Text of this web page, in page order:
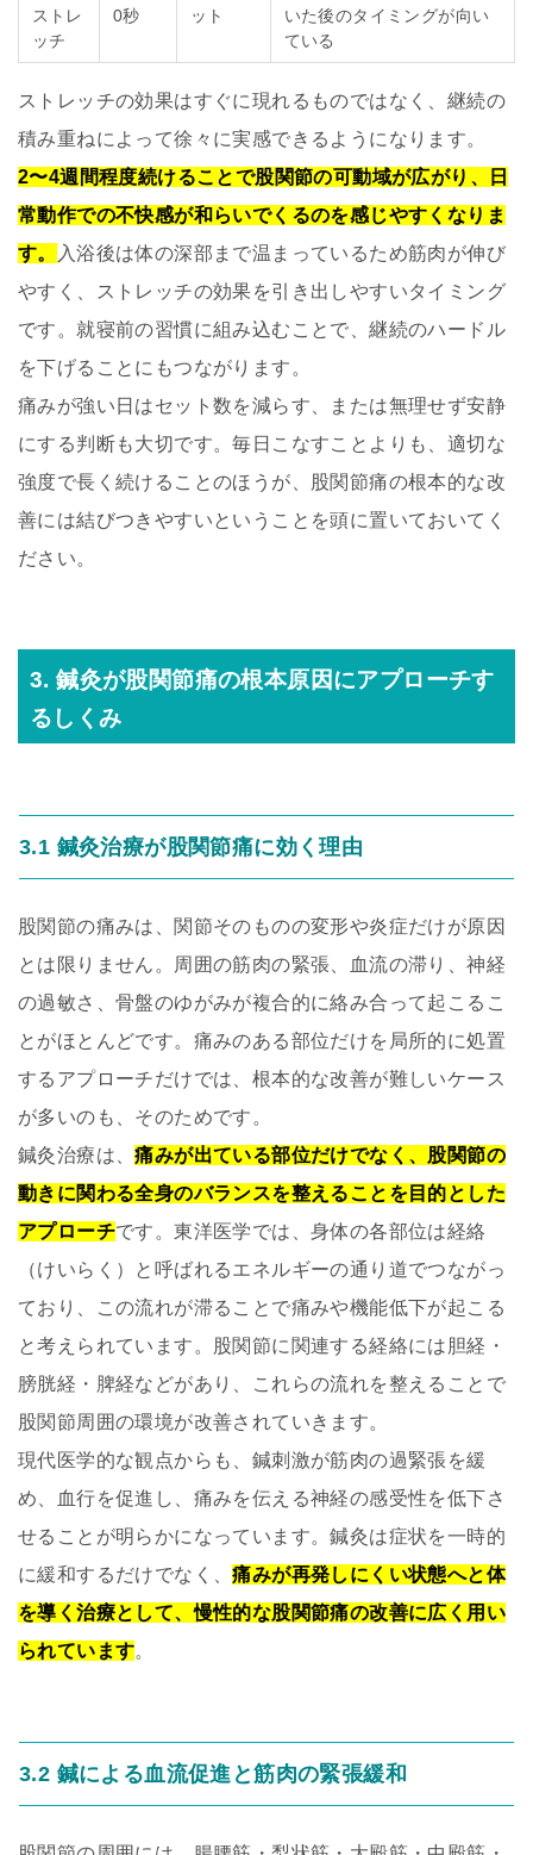
ストレ
ッチ
0秒 ット
いた後のタイミングが向い
ている
ストレッチの効果はすぐに現れるものではなく、継続の
積み重ねによって徐々に実感できるようになります。
2〜4週間程度続けることで股関節の可動域が広がり、日
常動作での不快感が和らいでくるのを感じやすくなりま
す。
入浴後は体の深部まで温まっているため筋肉が伸び
やすく、ストレッチの効果を引き出しやすいタイミング
です。就寝前の習慣に組み込むことで、継続のハードル
を下げることにもつながります。
痛みが強い日はセット数を減らす、または無理せず安静
にする判断も大切です。毎日こなすことよりも、適切な
強度で長く続けることのほうが、股関節痛の根本的な改
善には結びつきやすいということを頭に置いておいてく
ださい。
3. 鍼灸が股関節痛の根本原因にアプローチす
るしくみ
3.1 鍼灸治療が股関節痛に効く理由
股関節の痛みは、関節そのものの変形や炎症だけが原因
とは限りません。周囲の筋肉の緊張、血流の滞り、神経
の過敏さ、骨盤のゆがみが複合的に絡み合って起こるこ
とがほとんどです。痛みのある部位だけを局所的に処置
するアプローチだけでは、根本的な改善が難しいケース
が多いのも、そのためです。
鍼灸治療は、痛みが出ている部位だけでなく、股関節の
動きに関わる全身のバランスを整えることを目的とした
アプローチです。東洋医学では、身体の各部位は経絡
（けいらく）と呼ばれるエネルギーの通り道でつながっ
ており、この流れが滞ることで痛みや機能低下が起こる
と考えられています。股関節に関連する経絡には胆経・
膀胱経・脾経などがあり、これらの流れを整えることで
股関節周囲の環境が改善されていきます。
現代医学的な観点からも、鍼刺激が筋肉の過緊張を緩
め、血行を促進し、痛みを伝える神経の感受性を低下さ
せることが明らかになっています。鍼灸は症状を一時的
に緩和するだけでなく、痛みが再発しにくい状態へと体
を導く治療として、慢性的な股関節痛の改善に広く用い
られています。
3.2 鍼による血流促進と筋肉の緊張緩和